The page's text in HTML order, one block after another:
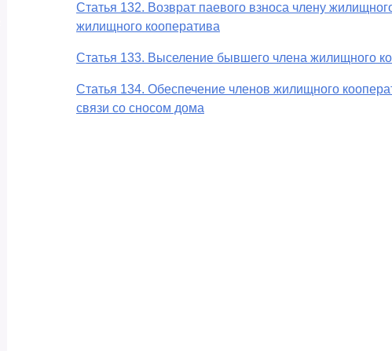
Статья 132. Возврат паевого взноса члену
жилищного кооператива
Статья 133. Выселение бывшего члена жилищного
Статья 134. Обеспечение членов жилищного
связи со сносом дома